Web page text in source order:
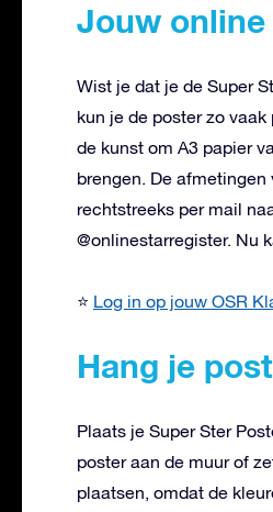
Jouw
Wist je dat je de Super
kun je de poster zo
de kunst om A3 papier
brengen. De afmetingen
rechtstreeks per mail
@onlinestarregister. Nu
⭐ Log in op jouw OSR
Hang je
Plaats je Super Ster
poster aan de muur of
plaatsen, omdat de